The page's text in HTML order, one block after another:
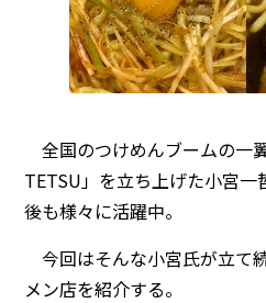
全国のつけめんブームの一
TETSU」を立ち上げた小宮
後も様々に活躍中。
今回はそんな小宮氏が立て
メン店を紹介する。